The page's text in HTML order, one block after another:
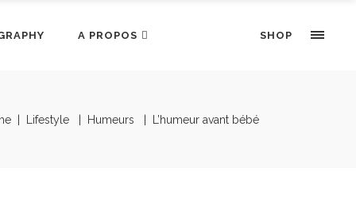
A PROPOS SHOP
Lifestyle Humeurs L’humeur avant bébé